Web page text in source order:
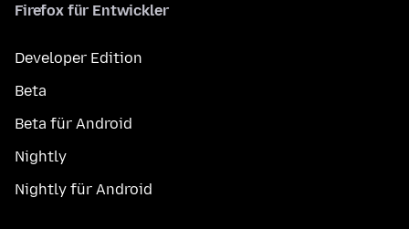
Firefox für Entwickler
Developer Edition
Beta
Beta für Android
Nightly
Nightly für Android